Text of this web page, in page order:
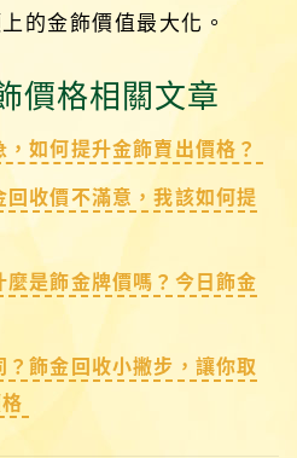
的金飾價值最大化。
價格相關文章
如何提升金飾賣出價格？
收價不滿意，我該如何提
是飾金牌價嗎？今日飾金
飾金回收小撇步，讓你取